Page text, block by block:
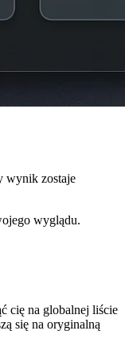
wynik zostaje
wyglądu.
cię na globalnej liście
się na oryginalną